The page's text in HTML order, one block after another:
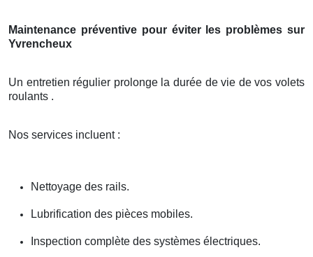
Maintenance préventive pour éviter les problèmes sur
Yvrencheux
Un entretien régulier prolonge la durée de vie de vos volets
roulants .
Nos services incluent :
Nettoyage des rails.
Lubrification des pièces mobiles.
Inspection complète des systèmes électriques.